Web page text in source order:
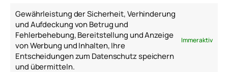
Gewährleistung der Sicherheit, Verhinderung
und Aufdeckung von Betrug und
Fehlerbehebung, Bereitstellung und Anzeige
von Werbung und Inhalten, Ihre
Entscheidungen zum Datenschutz speichern
und übermitteln.
Immer aktiv
WEITERE BEITRÄGE